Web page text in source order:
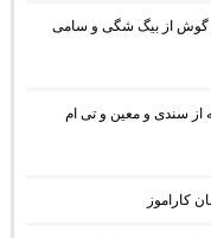
گوش از بیگ شگی و سامی
از سندی و معین و تی ام
کاراموز